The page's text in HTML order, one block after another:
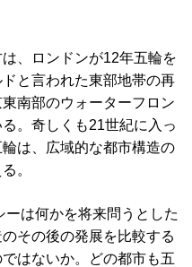
、ロンドンが12年五輪を
と言われた東部地帯の再
南部のウォーターフロン
。奇しくも21世紀に入っ
は、広域的な都市構造の
。
は何かを将来問うとした
その後の発展を比較する
はないか。どの都市も五